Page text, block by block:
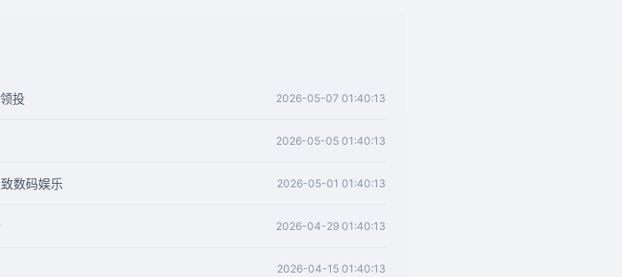
投 2026-05-07 01:40:13
2026-05-05 01:40:13
数码娱乐 2026-05-01 01:40:13
2026-04-29 01:40:13
2026-04-15 01:40:13